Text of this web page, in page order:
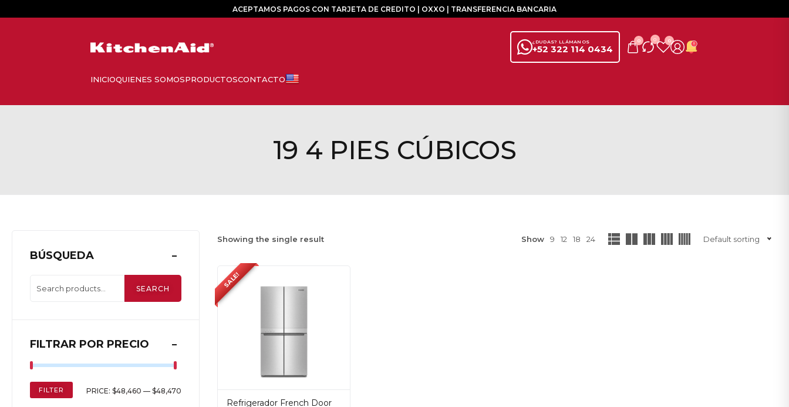
ACEPTAMOS PAGOS CON TARJETA DE CREDITO | OXXO | TRANSFERENCIA BANCARIA
+52 322 114 0434
¿DUDAS? LLÁMANOS 0 0 0
19 4 PIES CÚBICOS
BÚSQUEDA
SEARCH
FILTRAR POR PRECIO
FILTER PRICE: $48,460 — $48,470
Showing the single result Show 9 12 18 24 Default sorting
SALE!
Refrigerador French Door